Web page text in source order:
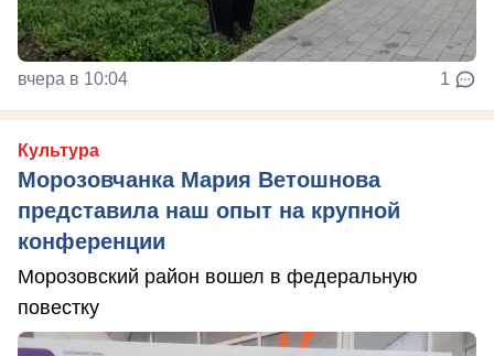
вчера в 10:04 1
Культура
Морозовчанка Мария Ветошнова
представила наш опыт на крупной
конференции
Морозовский район вошел в федеральную
повестку